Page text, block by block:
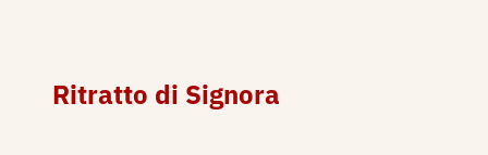
Ritratto di Signora